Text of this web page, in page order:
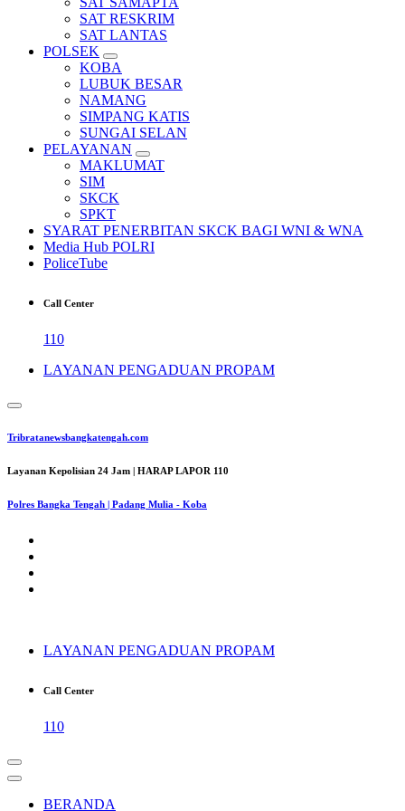
SAT RESKRIM
SAT LANTAS
POLSEK
KOBA
LUBUK BESAR
NAMANG
SIMPANG KATIS
SUNGAI SELAN
PELAYANAN
MAKLUMAT
SIM
SKCK
SPKT
SYARAT PENERBITAN SKCK BAGI WNI & WNA
Media Hub POLRI
PoliceTube
Call Center
110
LAYANAN PENGADUAN PROPAM
Tribratanewsbangkatengah.com
Layanan Kepolisian 24 Jam | HARAP LAPOR 110
Polres Bangka Tengah | Padang Mulia - Koba
LAYANAN PENGADUAN PROPAM
Call Center
110
BERANDA